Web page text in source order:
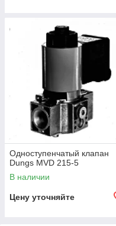
Одноступенчатый клапан
Dungs MVD 215-5
В наличии
Цену уточняйте